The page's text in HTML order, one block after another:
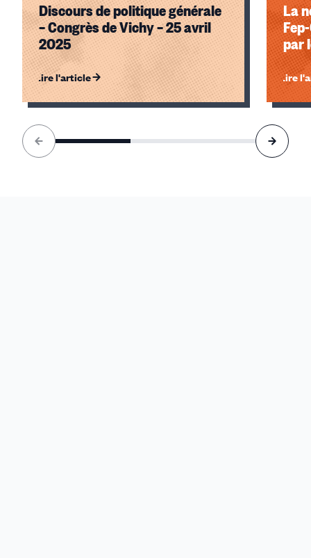
Discours de politique générale
– Congrès de Vichy – 25 avril
2025
Lire l'article
La
par
Lire